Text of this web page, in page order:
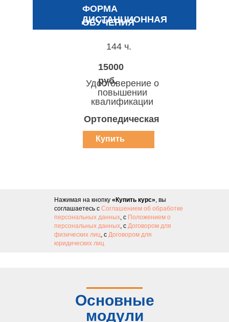
ФОРМА
ОБУЧЕНИЯ
ДИСТАНЦИОННАЯ
Ортопедическая
Удостоверение о
повышении
квалификации
144 ч.
15000
руб.
Купить
курс
Нажимая на кнопку «Купить курс», вы
соглашаетесь с Соглашением об обработке
персональных данных, с Положением о
персональных данных, с Договором для
физических лиц, с Договором для
юридических лиц
Основные
модули